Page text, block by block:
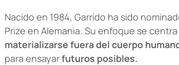
Nacido en 1984, Garrido ha sido
Prize en Alemania. Su enfoque se
materializarse fuera del cuerpo
para ensayarfuturos posibles.